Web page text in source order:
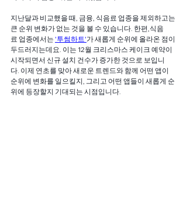
지난달과 비교했을 때, 금융, 식음료 업종을 제외하고는
큰 순위 변화가 없는 것을 볼 수 있습니다. 한편,식음
료 업종에서는 '투썸하트'가 새롭게 순위에 올라온 점이
두드러지는데요. 이는 12월 크리스마스 케이크 예약이
시작되면서 신규 설치 건수가 증가한 것으로 보입니
다. 이제 연초를 맞아 새로운 트렌드와 함께 어떤 앱이
순위에 변화를 일으킬지, 그리고 어떤 앱들이 새롭게 순
위에 등장할지 기대되는 시점입니다.